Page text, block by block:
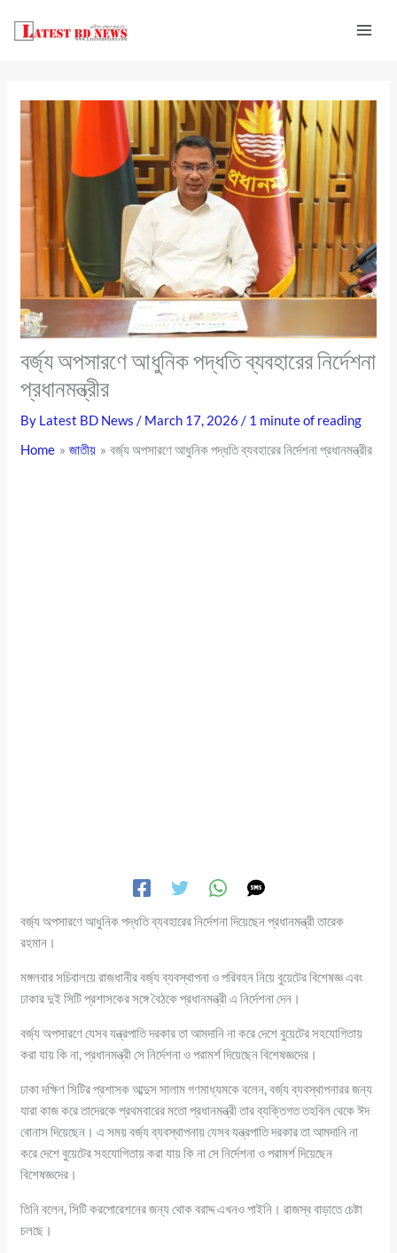
বর্জ্য অপসারণে আধুনিক পদ্ধতি ব্যবহারের নির্দেশনা
প্রধানমন্ত্রীর
By Latest BD News/ March 17, 2026/ 1 minute of reading
Home
জাতীয় বর্জ্য অপসারণে আধুনিক পদ্ধতি ব্যবহারের নির্দেশনা প্রধানমন্ত্রীর
বর্জ্য অপসারণে আধুনিক পদ্ধতি ব্যবহারের নির্দেশনা দিয়েছেন প্রধানমন্ত্রী তারেক
রহমান।
মঙ্গলবার সচিবালয়ে রাজধানীর বর্জ্য ব্যবস্থাপনা ও পরিবহন নিয়ে বুয়েটের বিশেষজ্ঞ এবং
ঢাকার দুই সিটি প্রশাসকের সঙ্গে বৈঠকে প্রধানমন্ত্রী এ নির্দেশনা দেন।
বর্জ্য অপসারণে যেসব যন্ত্রপাতি দরকার তা আমদানি না করে দেশে বুয়েটের সহযোগিতায়
করা যায় কি না, প্রধানমন্ত্রী সে নির্দেশনা ও পরামর্শ দিয়েছেন বিশেষজ্ঞদের।
ঢাকা দক্ষিণ সিটির প্রশাসক আব্দুস সালাম গণমাধ্যমকে বলেন, বর্জ্য ব্যবস্থাপনারর জন্য
যারা কাজ করে তাদেরকে প্রথমবারের মতো প্রধানমন্ত্রী তার ব্যক্তিগত তহবিল থেকে ঈদ
বোনাস দিয়েছেন। এ সময় বর্জ্য ব্যবস্থাপনায় যেসব যন্ত্রপাতি দরকার তা আমদানি না
করে দেশে বুয়েটের সহযোগিতায় করা যায় কি না সে নির্দেশনা ও পরামর্শ দিয়েছেন
বিশেষজ্ঞদের।
তিনি বলেন, সিটি করপোরেশনের জন্য থোক বরাদ্দ এখনও পাইনি। রাজস্ব বাড়াতে চেষ্টা
চলছে।